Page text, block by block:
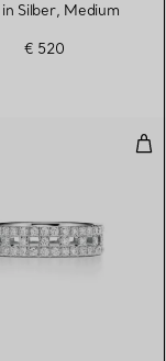
in Silber, Medium
€ 520
in